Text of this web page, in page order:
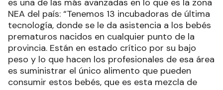
es una de las más avanzadas en lo que es la zona
NEA del país: “Tenemos 13 incubadoras de última
tecnología, donde se le da asistencia a los bebés
prematuros nacidos en cualquier punto de la
provincia. Están en estado crítico por su bajo
peso y lo que hacen los profesionales de esa área
es suministrar el único alimento que pueden
consumir estos bebés, que es esta mezcla de